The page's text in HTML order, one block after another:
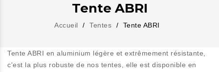
Tente ABRI
Accueil Tentes Tente ABRI
Tente ABRI en aluminium légère et extrêmement résistante,
c'est la plus robuste de nos tentes, elle est disponible en